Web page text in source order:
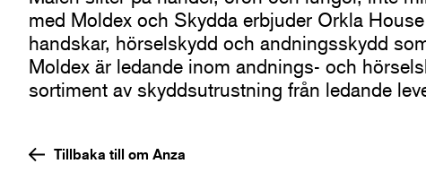
med Moldex och Skydda erbjuder Orkla
handskar, hörselskydd och andningsskydd
Moldex är ledande inom andnings- och
sortiment av skyddsutrustning från ledande
Tillbaka till om Anza